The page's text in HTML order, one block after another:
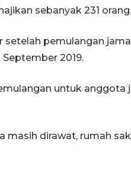
sebanyak 231 orang.
setelah pemulangan
2019.
untuk anggota
masih dirawat, rumah
15 July 2026